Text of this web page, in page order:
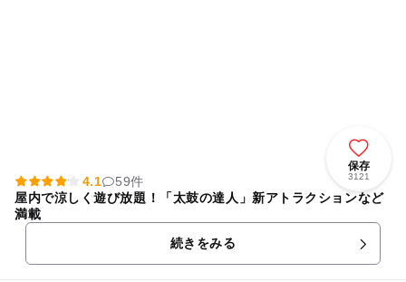
保存
3121
4.1
59件
屋内で涼しく遊び放題！「太鼓の達人」新アトラクションなど
満載
続きをみる